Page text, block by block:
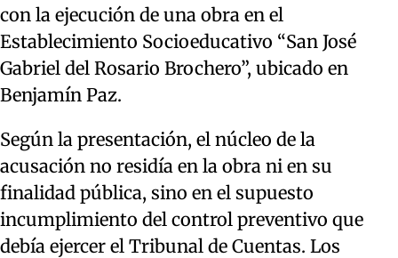
con la ejecución de una obra en el
Establecimiento Socioeducativo “San José
Gabriel del Rosario Brochero”, ubicado en
Benjamín Paz.
Según la presentación, el núcleo de la
acusación no residía en la obra ni en su
finalidad pública, sino en el supuesto
incumplimiento del control preventivo que
debía ejercer el Tribunal de Cuentas. Los